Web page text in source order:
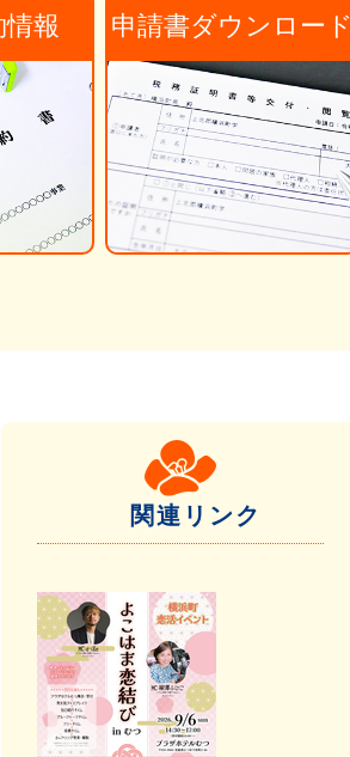
情報 申請書ダウンロード
関連リンク